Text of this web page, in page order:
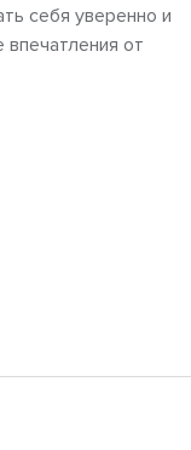
себя уверенно и
от